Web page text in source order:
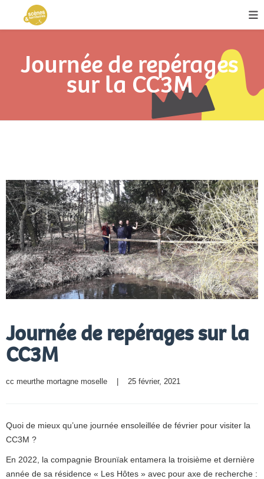
Journée de repérages
sur la CC3M
Journée de repérages sur la
CC3M
cc meurthe mortagne moselle
    |    25 février, 2021
Quoi de mieux qu’une journée ensoleillée de février pour visiter la
CC3M ?
En 2022, la compagnie Brounïak entamera la troisième et dernière
année de sa résidence « Les Hôtes » avec pour axe de recherche :